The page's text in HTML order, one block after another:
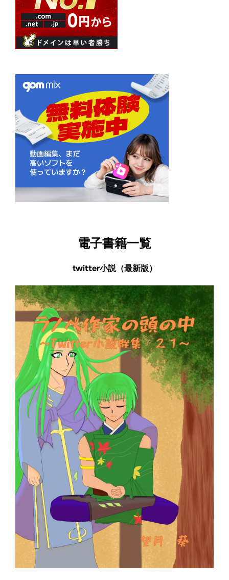
電子書籍一覧
twitter小説（最新版）